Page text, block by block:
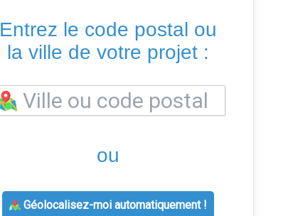
Entrez le code postal ou
la ville de votre projet :
ou
Géolocalisez-moi automatiquement !